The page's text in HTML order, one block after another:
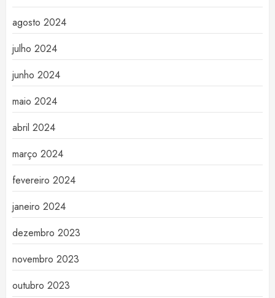
agosto 2024
julho 2024
junho 2024
maio 2024
abril 2024
março 2024
fevereiro 2024
janeiro 2024
dezembro 2023
novembro 2023
outubro 2023